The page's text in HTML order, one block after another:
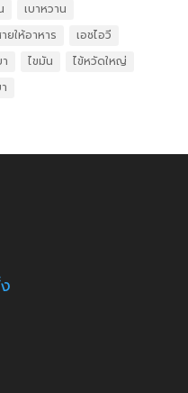
เบาหวาน
ยให้อาหาร
เอชไอวี
ไขมัน
ไข้หวัดใหญ่